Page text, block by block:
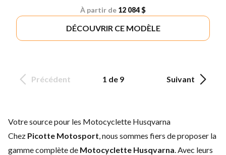
À partir de 12 084 $
DÉCOUVRIR CE MODÈLE
Précédent 1 de 9 Suivant
Votre source pour les Motocyclette Husqvarna
Chez Picotte Motosport, nous sommes fiers de proposer la
gamme complète de Motocyclette Husqvarna. Avec leurs